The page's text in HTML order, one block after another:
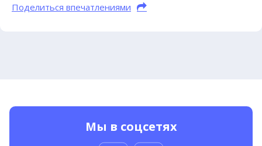
Поделиться впечатлениями
Мы в соцсетях